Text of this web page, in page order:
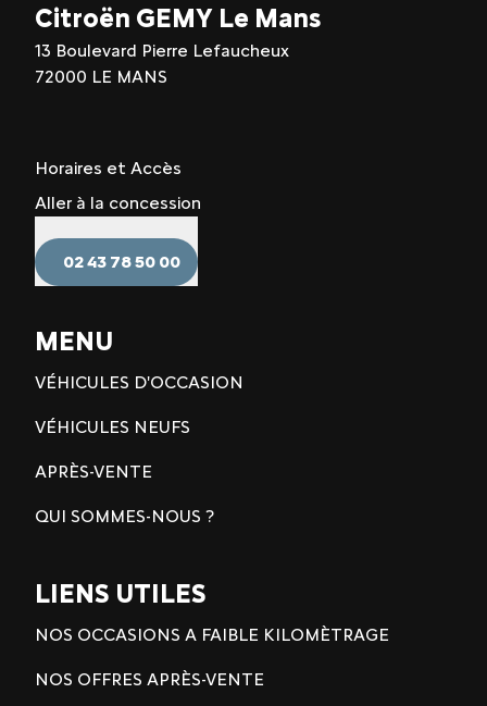
Citroën GEMY Le Mans
13 Boulevard Pierre Lefaucheux
72000 LE MANS
Horaires et Accès
Aller à la concession
02 43 78 50 00
MENU
VÉHICULES D'OCCASION
VÉHICULES NEUFS
APRÈS-VENTE
QUI SOMMES-NOUS ?
LIENS UTILES
NOS OCCASIONS A FAIBLE KILOMÈTRAGE
NOS OFFRES APRÈS-VENTE